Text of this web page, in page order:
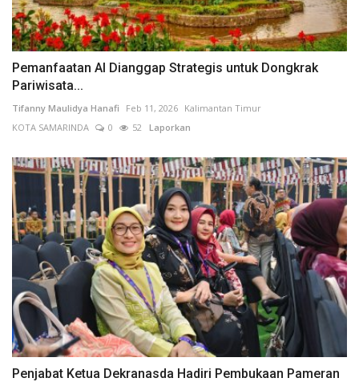
Pemanfaatan AI Dianggap Strategis untuk Dongkrak
Pariwisata...
Tifanny Maulidya Hanafi Feb 11, 2026 Kalimantan Timur
KOTA SAMARINDA
0 52 Laporkan
Penjabat Ketua Dekranasda Hadiri Pembukaan Pameran